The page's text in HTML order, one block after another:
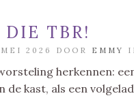
TBR!
2026 DOOR EMMY
herkennen:
de kast, als een